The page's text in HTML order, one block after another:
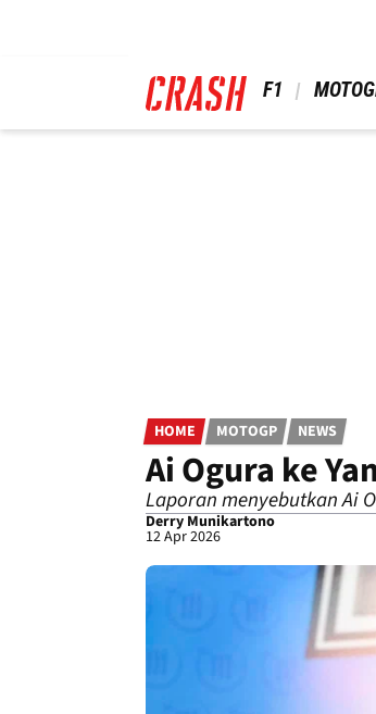
F1
HOME MOTOGP NEWS
Ai Ogura ke
Laporan menyebutkan Ai
Derry Munikartono
12 Apr 2026